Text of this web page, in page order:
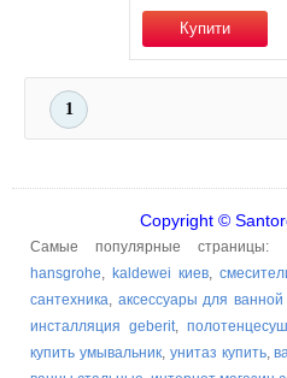
Купити
1
Copyright ©
Самые популярные страницы:
hansgrohe, kaldewei киев,
сантехника, аксессуары для
инсталляция geberit,
купить умывальник, унитаз купить,